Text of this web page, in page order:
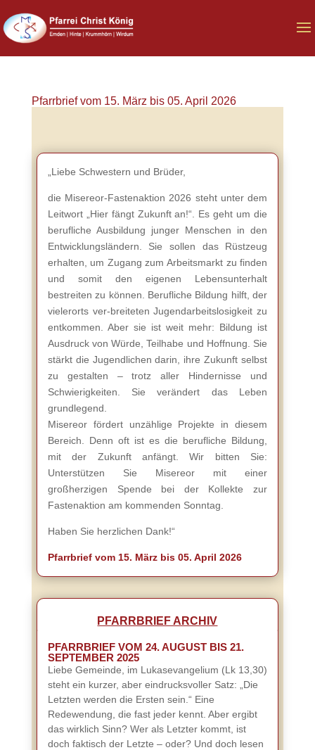
Pfarrbrief vom 15. März bis 05. April 2026
„Liebe Schwestern und Brüder,
die Misereor-Fastenaktion 2026 steht unter dem
Leitwort „Hier fängt Zukunft an!“. Es geht um die
berufliche Ausbildung junger Menschen in den
Entwicklungsländern. Sie sollen das Rüstzeug
erhalten, um Zugang zum Arbeitsmarkt zu finden
und somit den eigenen Lebensunterhalt
bestreiten zu können. Berufliche Bildung hilft, der
vielerorts ver-breiteten Jugendarbeitslosigkeit zu
entkommen. Aber sie ist weit mehr: Bildung ist
Ausdruck von Würde, Teilhabe und Hoffnung. Sie
stärkt die Jugendlichen darin, ihre Zukunft selbst
zu gestalten – trotz aller Hindernisse und
Schwierigkeiten. Sie verändert das Leben
grundlegend.
Misereor fördert unzählige Projekte in diesem
Bereich. Denn oft ist es die berufliche Bildung,
mit der Zukunft anfängt. Wir bitten Sie:
Unterstützen Sie Misereor mit einer
großherzigen Spende bei der Kollekte zur
Fastenaktion am kommenden Sonntag.
Haben Sie herzlichen Dank!“
Pfarrbrief vom 15. März bis 05. April 2026
PFARRBRIEF ARCHIV
PFARRBRIEF VOM 24. AUGUST BIS 21.
SEPTEMBER 2025
Liebe Gemeinde, im Lukasevangelium (Lk 13,30)
steht ein kurzer, aber eindrucksvoller Satz: „Die
Letzten werden die Ersten sein.“ Eine
Redewendung, die fast jeder kennt. Aber ergibt
das wirklich Sinn? Wer als Letzter kommt, ist
doch faktisch der Letzte – oder? Und doch lesen